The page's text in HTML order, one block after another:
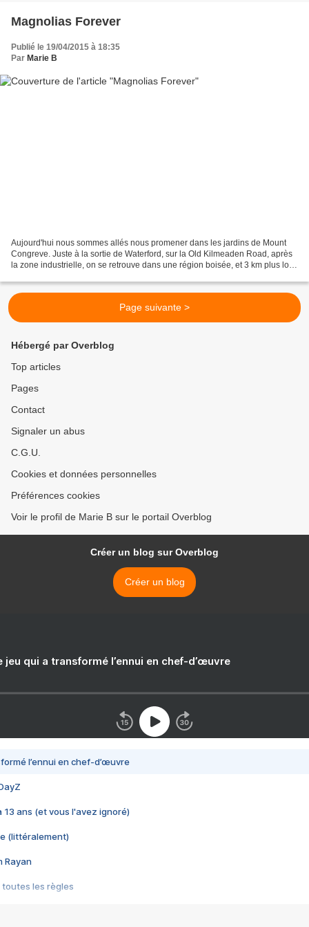
Magnolias Forever
Publié le 19/04/2015 à 18:35
Par Marie B
Aujourd'hui nous sommes allés nous promener dans les jardins de Mount
Congreve. Juste à la sortie de Waterford, sur la Old Kilmeaden Road, après
la zone industrielle, on se retrouve dans une région boisée, et 3 km plus loin
Page suivante >
Hébergé par Overblog
Top articles
Pages
Contact
Signaler un abus
C.G.U.
Cookies et données personnelles
Préférences cookies
Voir le profil de Marie B sur le portail Overblog
Créer un blog sur Overblog
Créer un blog
jeu qui a transformé l’ennui en chef-d’œuvre
l’ennui en chef-d’œuvre
13 ans (et vous l'avez ignoré)
(littéralement)
Rayan
toutes les règles